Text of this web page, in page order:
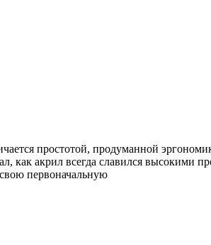
простотой, продуманной
акрил всегда славился высокими
первоначальную